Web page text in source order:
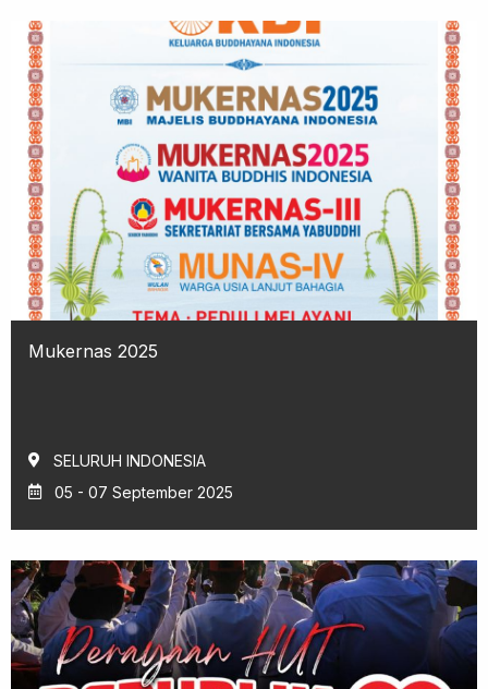
Mukernas 2025
SELURUH INDONESIA
05 - 07 September 2025